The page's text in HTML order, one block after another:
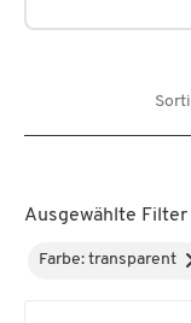
Ausgewählte Filter
Farbe: transparent